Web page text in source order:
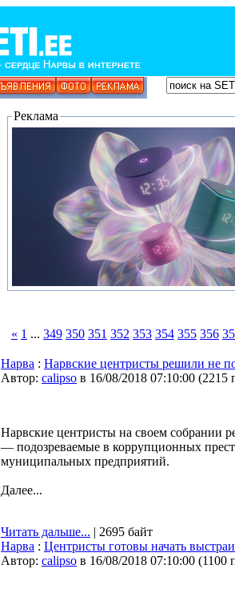
Реклама
« 1 ... 349 350 351 352 353 354 355 356
Нарва : Нарвские центристы решили не
Автор: calipso в 16/08/2018 07:10:00 (2215
Нарвские центристы на своем собрании
— подозреваемые в коррупционных
муниципальных предприятий.
Далее...
Читать дальше... | 2695 байт
Нарва : Центристы готовы начать
Автор: calipso в 16/08/2018 07:10:00 (1100